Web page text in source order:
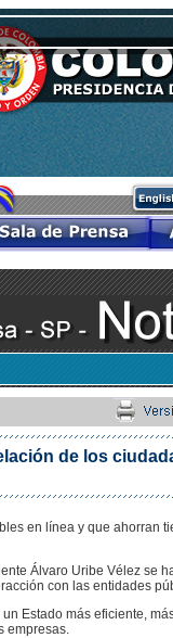
de los
en línea y que ahorran
Álvaro Uribe Vélez se
con las entidades
Estado más eficiente,
empresas.